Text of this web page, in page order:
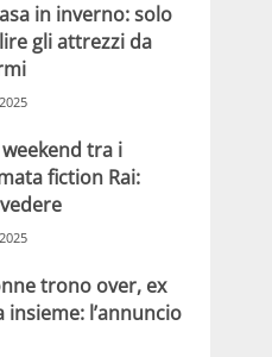
in inverno: solo
gli attrezzi da
tra i
fiction Rai:
trono over, ex
l’annuncio